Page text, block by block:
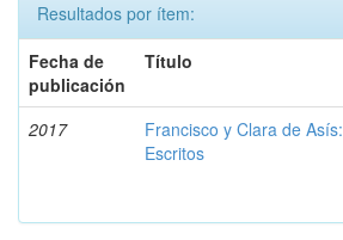
Resultados por ítem:
Fecha de
publicación
Título
2017
Francisco y Clara de Asís:
Escritos